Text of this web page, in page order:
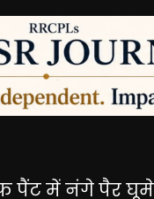
पैंट में नंगे पैर